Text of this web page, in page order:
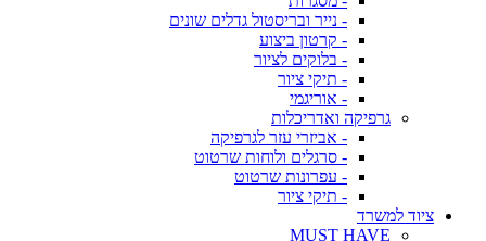
- נייר ובריסטול גדלים שונים
- קרטון ביצוע
- בלוקים לציור
- תיקי ציור
- אוריגמי
גרפיקה ואדריכלות
- אביזרי עזר לגרפיקה
- סרגלים ולוחות שרטוט
- עפרונות שרטוט
- תיקי ציור
ציוד למשרד
MUST HAVE